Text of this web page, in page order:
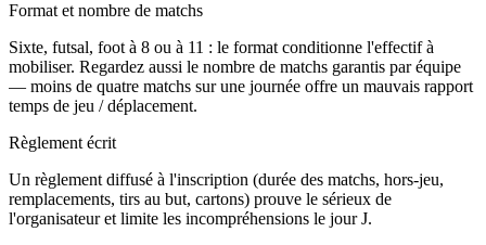
Format et nombre de matchs
Sixte, futsal, foot à 8 ou à 11 : le format conditionne l'effectif à
mobiliser. Regardez aussi le nombre de matchs garantis par équipe
— moins de quatre matchs sur une journée offre un mauvais rapport
temps de jeu / déplacement.
Règlement écrit
Un règlement diffusé à l'inscription (durée des matchs, hors-jeu,
remplacements, tirs au but, cartons) prouve le sérieux de
l'organisateur et limite les incompréhensions le jour J.